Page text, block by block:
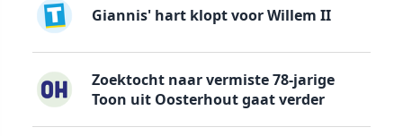
Giannis' hart klopt voor Willem II
Zoektocht naar vermiste 78-jarige
Toon uit Oosterhout gaat verder